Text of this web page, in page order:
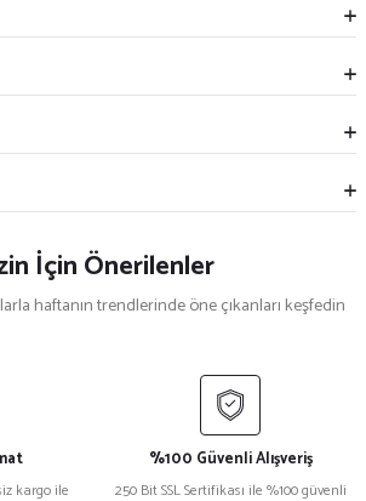
İçin Önerilenler
haftanın trendlerinde öne çıkanları keşfedin
Erkek Güneş Gözlüğü
kargo ile
%100 Güvenli Alışveriş
250 Bit SSL Sertifikası ile %100 güvenli